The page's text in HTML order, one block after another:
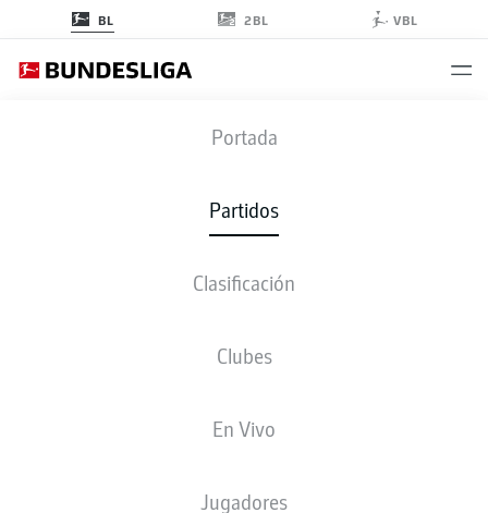
BL 2BL VBL
Portada
Partidos
Clasificación
Clubes
En Vivo
Jugadores
B04 - RBL
2 3
ALINEACIONES ESTADÍSTICAS